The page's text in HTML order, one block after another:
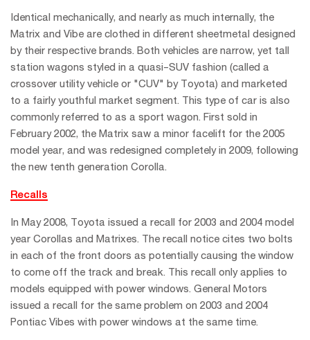
Identical mechanically, and nearly as much internally, the
Matrix and Vibe are clothed in different sheetmetal designed
by their respective brands. Both vehicles are narrow, yet tall
station wagons styled in a quasi-SUV fashion (called a
crossover utility vehicle or "CUV" by Toyota) and marketed
to a fairly youthful market segment. This type of car is also
commonly referred to as a sport wagon. First sold in
February 2002, the Matrix saw a minor facelift for the 2005
model year, and was redesigned completely in 2009, following
the new tenth generation Corolla.
Recalls
In May 2008, Toyota issued a recall for 2003 and 2004 model
year Corollas and Matrixes. The recall notice cites two bolts
in each of the front doors as potentially causing the window
to come off the track and break. This recall only applies to
models equipped with power windows. General Motors
issued a recall for the same problem on 2003 and 2004
Pontiac Vibes with power windows at the same time.